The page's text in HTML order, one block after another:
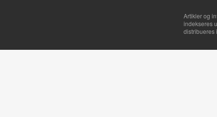
Artikler og
indekseres
distribueres